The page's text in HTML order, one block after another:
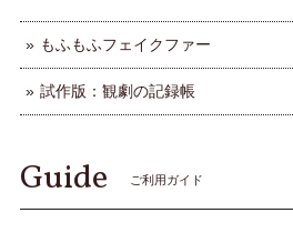
もふもふフェイクファー
試作版：観劇の記録帳
Guide ご利用ガイド